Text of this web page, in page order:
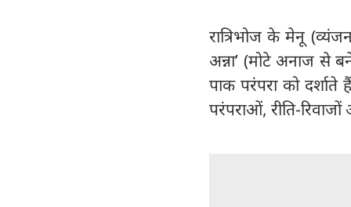
रात्रिभोज के मेनू
अन्ना’ (मोटे अनाज से
पाक परंपरा को दर्शाते
परंपराओं, रीति-